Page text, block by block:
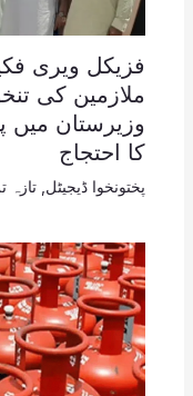
ملازمین کی
وزیرستان میں
کا احتجاج
پختونخوا ڈیجیٹل تازہ